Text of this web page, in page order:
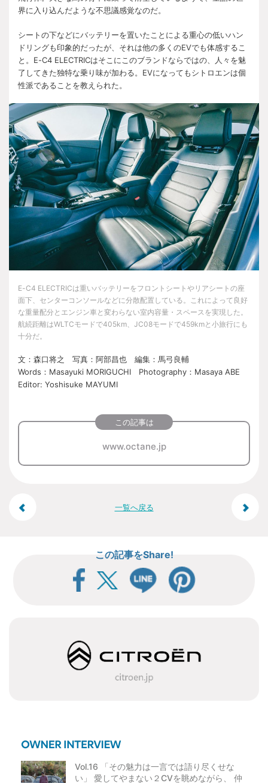
界に入り込んだような不思議感覚なのだ。
シートの下などにバッテリーを置いたことによる重心の低いハン
ドリングも印象的だったが、それは他の多くのEVでも体感するこ
と。E-C4 ELECTRICはそこにこのブランドならではの、人々を魅
了してきた独特な乗り味が加わる。EVになってもシトロエンは個
性派であることを教えられた。
E-C4 ELECTRICは重いバッテリーをフロントシートやリアシートの座
面下、センターコンソールなどに分散配置している。これによって良好
な重量配分とエンジン車と変わらない室内容量・スペースを実現した。
航続距離はWLTCモードで405km、JC08モードで459kmと小旅行にも
十分だ。
文：森口将之 写真：阿部昌也 編集：馬弓良輔
Words：Masayuki MORIGUCHI Photography：Masaya ABE
Editor: Yoshisuke MAYUMI
この記事は
www.octane.jp
投
一覧へ戻る
この記事をShare!
Vol.16 「その魅力は一言では語り尽くせな
い」 愛してやまない２CVを眺めながら、 仲